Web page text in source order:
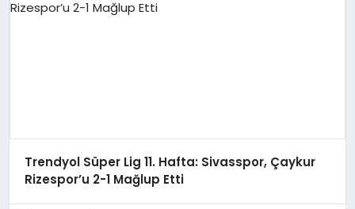
Trendyol Süper Lig 11. Hafta: Sivasspor, Çaykur
Rizespor’u 2-1 Mağlup Etti